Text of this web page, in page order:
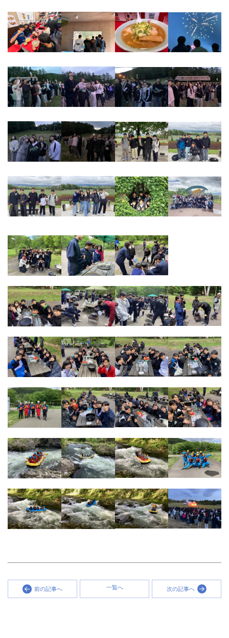
前の記事へ 一覧へ 次の記事へ